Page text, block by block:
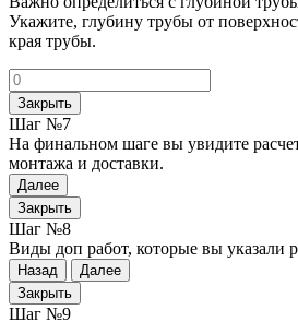
Укажите, глубину трубы от
края трубы.
Закрыть
Шаг №7
На финальном шаге вы увидите
монтажа и доставки.
Далее
Закрыть
Шаг №8
Виды доп работ, которые вы указали
Назад
Далее
Закрыть
Шаг №9